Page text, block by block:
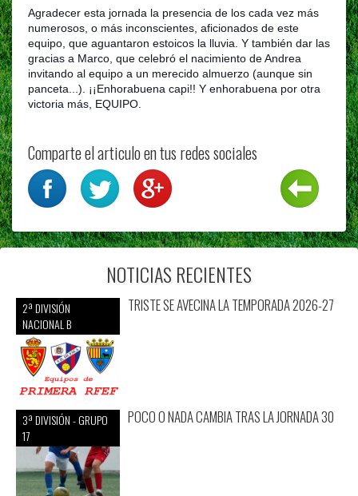
Agradecer esta jornada la presencia de los cada vez más
numerosos, o más inconscientes, aficionados de este
equipo, que aguantaron estoicos la lluvia. Y también dar las
gracias a Marco, que celebró el nacimiento de Andrea
invitando al equipo a un merecido almuerzo (aunque sin
panceta...). ¡¡Enhorabuena capi!! Y enhorabuena por otra
victoria más, EQUIPO.
Comparte el articulo en tus redes sociales
NOTICIAS RECIENTES
2ª DIVISIÓN
NACIONAL B
TRISTE SE AVECINA LA TEMPORADA 2026-27
3ª DIVISIÓN - GRUPO
17
POCO O NADA CAMBIA TRAS LA JORNADA 30